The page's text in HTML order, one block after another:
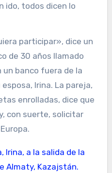
ido, todos dicen lo
participar», dice un
de 30 años llamado
un banco fuera de la
Irina. La pareja,
enrolladas, dice que
con suerte, solicitar